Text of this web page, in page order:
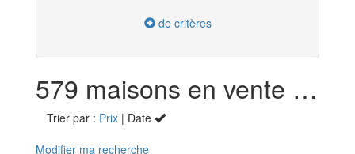
de critères
579 maisons en vente dans le Tarn (81)
Trier par : Prix | Date
Modifier ma recherche